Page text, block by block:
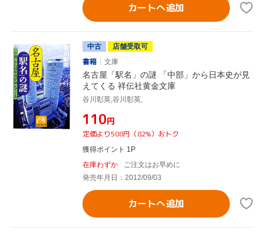
カートへ追加
中古
店舗受取可
書籍
文庫
名古屋「駅名」の謎 「中部」から日本史が見
えてくる 祥伝社黄金文庫
谷川彰英,谷川彰英,
¥110円
定価より508円（82%）おトク
獲得ポイント 1P
在庫わずか
ご注文はお早めに
発売年月日：2012/09/03
カートへ追加